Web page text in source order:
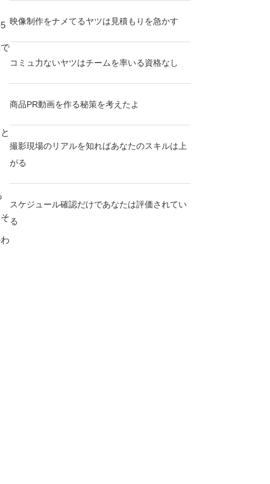
映像制作をナメてるヤツは見積もりを急かす
コミュ力ないヤツはチームを率いる資格なし
商品PR動画を作る秘策を考えたよ
撮影現場のリアルを知ればあなたのスキルは上
がる
スケジュール確認だけであなたは評価されてい
る